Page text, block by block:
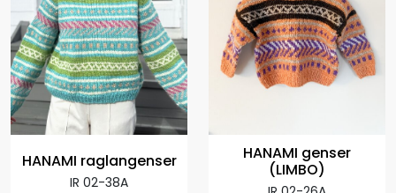
HANAMI raglangenser
IR 02-38A
HANAMI genser
(LIMBO)